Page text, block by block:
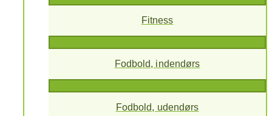
Fitness
Fodbold, indendørs
Fodbold, udendørs